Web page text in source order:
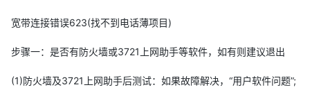
宽带连接错误623(找不到电话薄项目)
步骤一：是否有防火墙或3721上网助手等软件，如有则建议退出
(1)防火墙及3721上网助手后测试：如果故障解决，“用户软件问题”;